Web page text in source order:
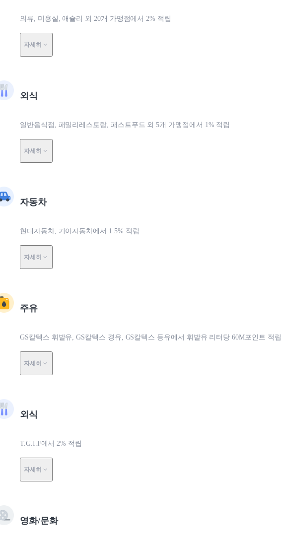
의류, 미용실, 애슐리 외 20개 가맹점에서 2% 적립
자세히
외식
일반음식점, 패밀리레스토랑, 패스트푸드 외 5개 가맹점에서 1% 적립
자세히
자동차
현대자동차, 기아자동차에서 1.5% 적립
자세히
주유
GS칼텍스 휘발유, GS칼텍스 경유, GS칼텍스 등유에서 휘발유 리터당 60M포인트 적립
자세히
외식
T.G.I.F에서 2% 적립
자세히
영화/문화